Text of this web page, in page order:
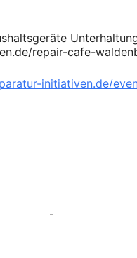
repair-cafe-
initiativen.de/